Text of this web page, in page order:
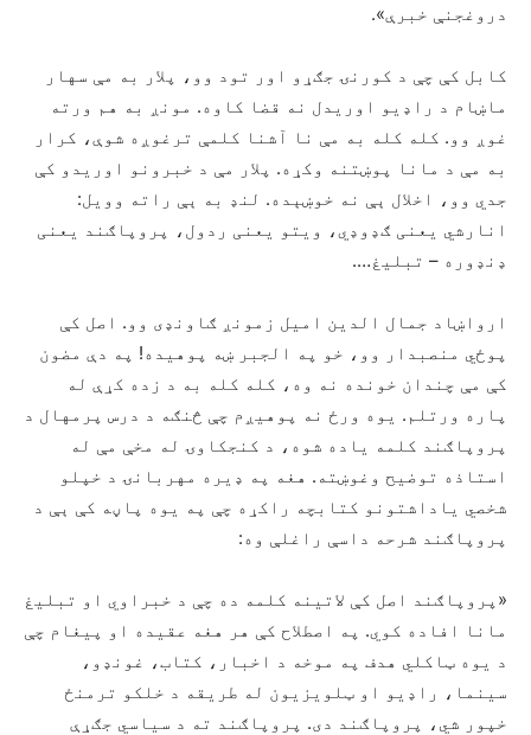
دروغجنې خبرې».
کابل کې چې د کورنۍ جګړو اور تود وو، پلار به مې سهار
ماښام د راډیو اوریدل نه قضا کاوه. مونږ به هم ورته
غوږ وو. کله کله به مې نا آشنا کلمې ترغوږه شوې، کرار
به مې د مانا پوښتنه وکړه. پلار مې د خبرونو اوریدو کې
جدي وو، اخلال ېې نه خوښېده. لنډ به ېې راته وویل:
انارشي یعنی ګډوډي، ویتو یعنی ردول، پروپاګند یعنی
ډنډوره – تبلیغ….
ارواښاد جمال الدین امیل زمونږ ګاونډی وو. اصل کې
پوځي منصبدار وو، خو په الجبر ښه پوهیده! په دې مضون
کې مې چندان خونده نه وه، کله کله به د زده کړې له
پاره ورتلم. یوه ورځ نه پوهیږم چې څنګه د درس پرمهال د
پروپاګند کلمه یاده شوه، د کنجکاوۍ له مخې مې له
استاذه توضیح وغوښته. هغه په ډیره مهربانۍ د خپلو
شخصي یاداشتونو کتابچه راکړه چې په یوه پاڼه کې ېې د
پروپاګند شرحه داسې راغلې وه:
«پروپاګند اصل کې لاتینه کلمه ده چې د خبراوي او تبلیغ
مانا افاده کوي. په اصطلاح کې هر هغه عقیده او پیغام چې
د یوه ټاکلي هدف په موخه د اخبار، کتاب، غونډو،
سینما، راډیو او ټلویزیون له طریقه د خلکو ترمنځ
خپور شي، پروپاګند دی. پروپاګند ته د سیاسي جګړې